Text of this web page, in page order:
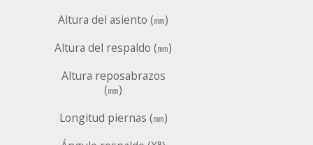
Altura del asiento (㎜)
Altura del respaldo (㎜)
Altura reposabrazos
(㎜)
Longitud piernas (㎜)